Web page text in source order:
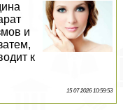
и
к
15 07 2026 10:59:53